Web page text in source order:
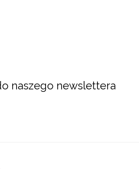
naszego newslettera